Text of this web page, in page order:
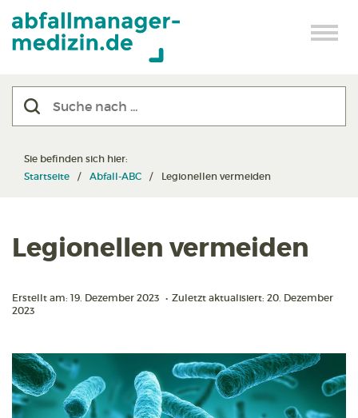
Sie befinden sich hier:
Startseite
Abfall-ABC Legionellen vermeiden
Legionellen vermeiden
Erstellt am: 19. Dezember 2023 • Zuletzt aktualisiert: 20. Dezember
2023